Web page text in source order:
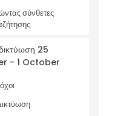
σύνθετες
25
- 1 October